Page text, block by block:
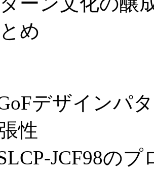
め
デザインパ
性
JCF98の